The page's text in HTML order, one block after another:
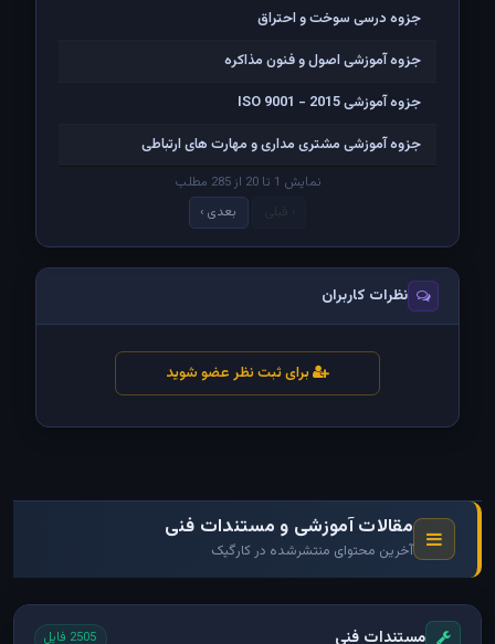
جزوه درسی سوخت و احتراق
جزوه آموزشی اصول و فنون مذاکره
جزوه آموزشی ISO 9001 - 2015
جزوه آموزشی مشتری مداری و مهارت های ارتباطی
نمایش 1 تا 20 از 285 مطلب
بعدی ›
نظرات کاربران
برای ثبت نظر عضو شوید
مقالات آموزشی و مستندات فنی
آخرین محتوای منتشرشده در کارگیک
مستندات فنی 2505 فایل